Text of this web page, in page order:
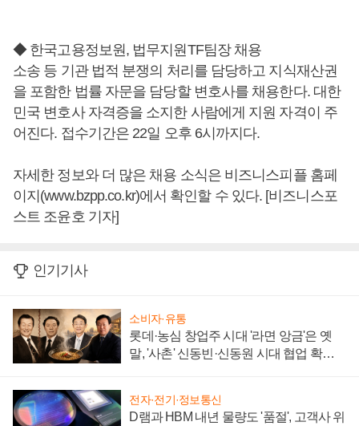
◆ 한국고용정보원, 법무지원TF팀장 채용
소송 등 기관 법적 분쟁의 처리를 담당하고 지식재산권
을 포함한 법률 자문을 담당할 변호사를 채용한다. 대한
민국 변호사 자격증을 소지한 사람에게 지원 자격이 주
어진다. 접수기간은 22일 오후 6시까지다.
자세한 정보와 더 많은 채용 소식은 비즈니스피플 홈페
이지(www.bzpp.co.kr)에서 확인할 수 있다. [비즈니스포
스트 조윤호 기자]
인기기사
소비자·유통
롯데·농심 창업주 시대 '라면 앙금'은 옛
말, '사촌' 신동빈·신동원 시대 협업 확대
전자·전기·정보통신
D램과 HBM 내년 물량도 '품절', 고객사 위